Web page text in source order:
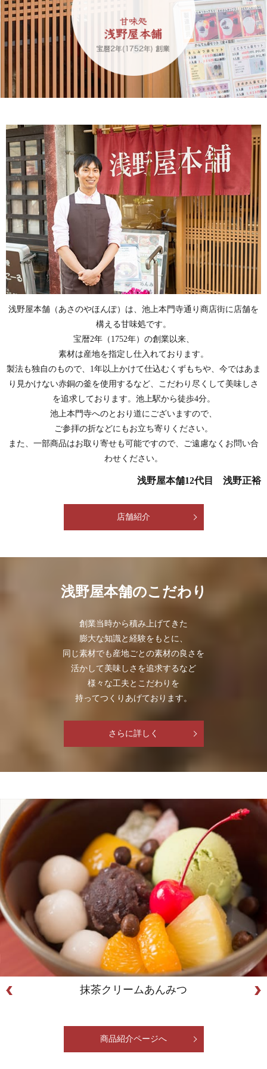
浅野屋本舗（あさのやほんぽ）は、池上本門寺通り商店街に店舗を
構える甘味処です。
宝暦2年（1752年）の創業以来、
素材は産地を指定し仕入れております。
製法も独自のもので、1年以上かけて仕込むくずもちや、今ではあま
り見かけない赤銅の釜を使用するなど、こだわり尽くして美味しさ
を追求しております。池上駅から徒歩4分。
池上本門寺へのとおり道にございますので、
ご参拝の折などにもお立ち寄りください。
また、一部商品はお取り寄せも可能ですので、ご遠慮なくお問い合
わせください。
浅野屋本舗12代目 浅野正裕
店舗紹介
浅野屋本舗のこだわり
創業当時から積み上げてきた
膨大な知識と経験をもとに、
同じ素材でも産地ごとの素材の良さを
活かして美味しさを追求するなど
様々な工夫とこだわりを
持ってつくりあげております。
さらに詳しく
抹茶クリームあんみつ
商品紹介ページへ